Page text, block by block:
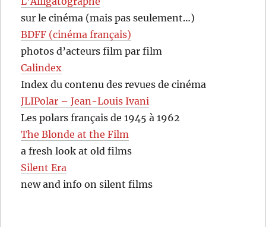
sur le cinéma (mais pas seulement…)
BDFF (cinéma français)
photos d’acteurs film par film
Calindex
Index du contenu des revues de cinéma
JLIPolar – Jean-Louis Ivani
Les polars français de 1945 à 1962
The Blonde at the Film
a fresh look at old films
Silent Era
new and info on silent films